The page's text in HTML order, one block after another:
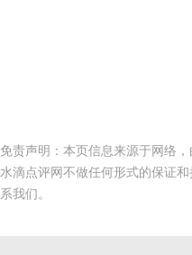
免责声明：本页信息来源于网络
水滴点评网不做任何形式的保证
系我们。